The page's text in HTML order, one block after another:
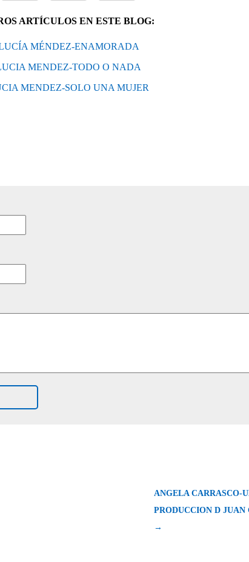
ARTÍCULOS EN ESTE BLOG:
MÉNDEZ-ENAMORADA
MENDEZ-TODO O NADA
MENDEZ-SOLO UNA MUJER
ANGELA CARRASCO-
PRODUCCION D JUAN
→